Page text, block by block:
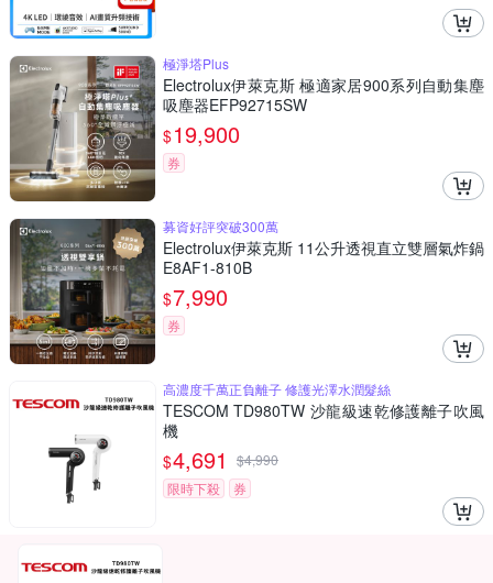
極淨塔Plus
Electrolux伊萊克斯 極適家居900系列自動集塵
吸塵器EFP92715SW
$19,900
券
募資好評突破300萬
Electrolux伊萊克斯 11公升透視直立雙層氣炸鍋
E8AF1-810B
$7,990
券
高濃度千萬正負離子 修護光澤水潤髮絲
TESCOM TD980TW 沙龍級速乾修護離子吹風
機
$4,691 $4,990
限時下殺
券